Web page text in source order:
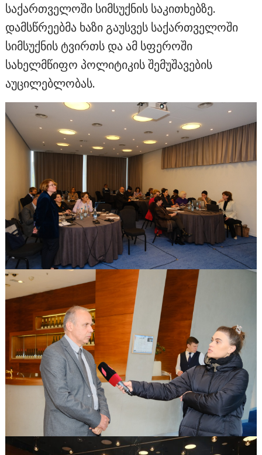
საქართველოში სიმსუქნის საკითხებზე.
დამსწრეებმა ხაზი გაუსვეს საქართველოში
სიმსუქნის ტვირთს და ამ სფეროში
სახელმწიფო პოლიტიკის შემუშავების
აუცილებლობას.